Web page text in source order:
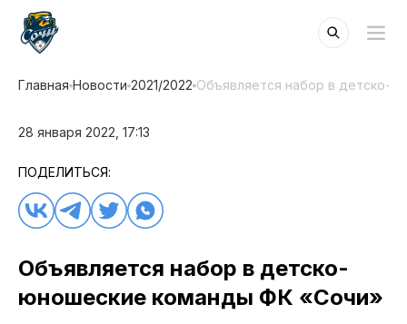
Главная Новости 2021/2022 Объявляется набор в детско-
28 января 2022, 17:13
ПОДЕЛИТЬСЯ:
Объявляется набор в детско-
юношеские команды ФК «Сочи»